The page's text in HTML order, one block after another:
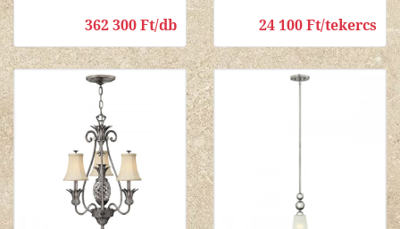
362 300 Ft/db 24 100 Ft/tekercs